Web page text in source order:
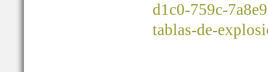
d1c0-759c-
tablas-de-